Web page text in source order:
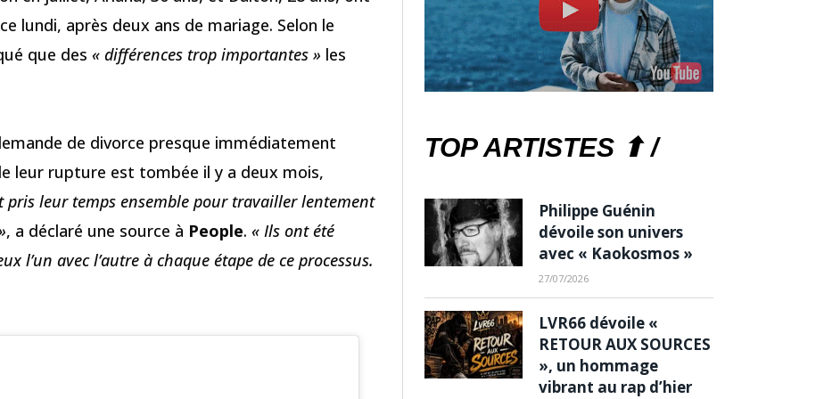
lundi, après deux ans de mariage. Selon le
que des « différences trop importantes » les
de divorce presque immédiatement
leur rupture est tombée il y a deux mois,
pris leur temps ensemble pour travailler lentement
, a déclaré une source à People. « Ils ont été
l’un avec l’autre à chaque étape de ce processus.
TOP ARTISTES ⬆ /
Philippe Guénin
dévoile son univers
avec « Kaokosmos »
27/07/2026
LVR66 dévoile «
RETOUR AUX SOURCES
», un hommage
vibrant au rap d’hier